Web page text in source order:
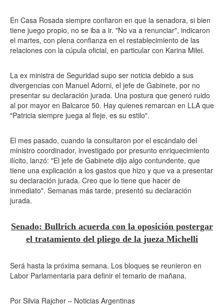
En Casa Rosada siempre confiaron en que la senadora, si bien
tiene juego propio, no se iba a ir. "No va a renunciar", indicaron
el martes, con plena confianza en el restablecimiento de las
relaciones con la cúpula oficial, en particular con Karina Milei.
La ex ministra de Seguridad supo ser noticia debido a sus
divergencias con Manuel Adorni, el jefe de Gabinete, por no
presentar su declaración jurada. Una postura que generó ruido
al por mayor en Balcarce 50. Hay quienes remarcan en LLA que
"Patricia siempre juega al fleje, es su estilo".
El mes pasado, cuando la consultaron por el escándalo del
ministro coordinador, investigado por presunto enriquecimiento
ilícito, lanzó: "El jefe de Gabinete dijo algo contundente, que
tiene una explicación a los gastos que hizo y que va a presentar
su declaración jurada. Creo que lo tiene que hacer de
inmediato". Semanas más tarde, presentó su declaración
jurada.
Senado: Bullrich acuerda con la oposición postergar
el tratamiento del pliego de la jueza Michelli
Será hasta la próxima semana. Los bloques se reunieron en
Labor Parlamentaria para definir el temario de mañana.
Por Silvia Rajcher – Noticias Argentinas